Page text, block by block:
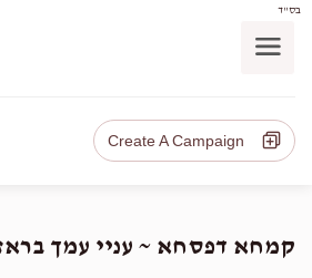
בס"ד
Create A Campaign
קמחא דפסחא ~ עניי עמך